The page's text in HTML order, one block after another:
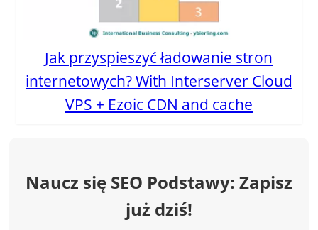
Jak przyspieszyć ładowanie stron
internetowych? With Interserver Cloud
VPS + Ezoic CDN and cache
Naucz się SEO Podstawy: Zapisz
już dziś!